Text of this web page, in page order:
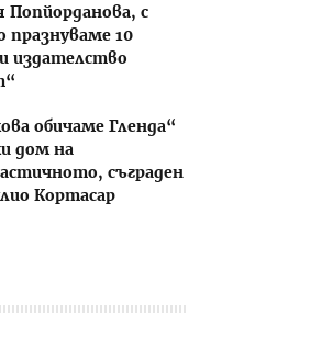
Попйорданова, с
празнуваме 10
издателство
обичаме Гленда“
дом на
съграден
Кортасар